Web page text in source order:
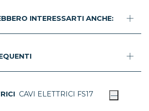
INTERESSARTI ANCHE:
CAVI ELETTRICI FS17